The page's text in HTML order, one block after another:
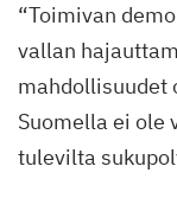
“Toimivan
vallan
mahdollisuudet
Suomella ei ole
tulevilta